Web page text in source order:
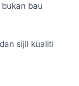
bau
sijil kualiti